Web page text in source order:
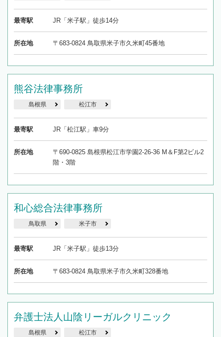
最寄駅 JR「米子駅」徒歩14分
所在地 〒683-0824 鳥取県米子市久米町45番地
熊谷法律事務所
島根県 松江市
最寄駅 JR「松江駅」車9分
所在地
〒690-0825 島根県松江市学園2-26-36 M＆F第2ビル2
階・3階
和心総合法律事務所
鳥取県 米子市
最寄駅 JR「米子駅」徒歩13分
所在地 〒683-0824 鳥取県米子市久米町328番地
弁護士法人山陰リーガルクリニック
島根県 松江市